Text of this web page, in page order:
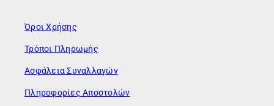
Όροι Χρήσης
Τρόποι Πληρωμής
Ασφάλεια Συναλλαγών
Πληροφορίες Αποστολών